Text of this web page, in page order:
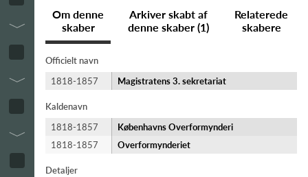
Om denne
skaber
Arkiver skabt af
denne skaber (1)
Relaterede
skabere
Officielt navn
1818-1857
Magistratens 3. sekretariat
Kaldenavn
1818-1857
Københavns Overformynderi
1818-1857
Overformynderiet
Detaljer